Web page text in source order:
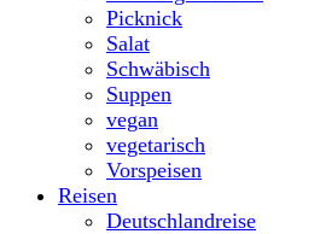
Picknick
Salat
Schwäbisch
Suppen
vegan
vegetarisch
Vorspeisen
Reisen
Deutschlandreise